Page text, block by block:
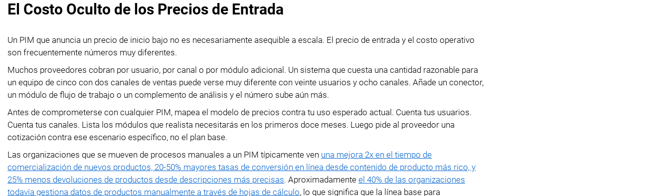
El Costo Oculto de los Precios de Entrada
Un PIM que anuncia un precio de inicio bajo no es necesariamente asequible a escala. El precio de entrada y el costo operativo
son frecuentemente números muy diferentes.
Muchos proveedores cobran por usuario, por canal o por módulo adicional. Un sistema que cuesta una cantidad razonable para
un equipo de cinco con dos canales de ventas puede verse muy diferente con veinte usuarios y ocho canales. Añade un conector,
un módulo de flujo de trabajo o un complemento de análisis y el número sube aún más.
Antes de comprometerse con cualquier PIM, mapea el modelo de precios contra tu uso esperado actual. Cuenta tus usuarios.
Cuenta tus canales. Lista los módulos que realista necesitarás en los primeros doce meses. Luego pide al proveedor una
cotización contra ese escenario específico, no el plan base.
Las organizaciones que se mueven de procesos manuales a un PIM típicamente ven una mejora 2x en el tiempo de
comercialización de nuevos productos, 20-50% mayores tasas de conversión en línea desde contenido de producto más rico, y
25% menos devoluciones de productos desde descripciones más precisas. Aproximadamente el 40% de las organizaciones
todavía gestiona datos de productos manualmente a través de hojas de cálculo, lo que significa que la línea base para